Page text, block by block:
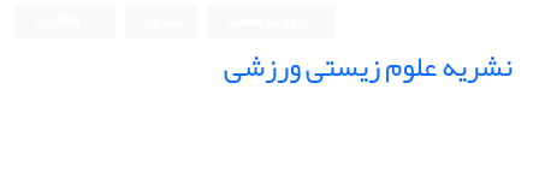
نشریه علوم زیستی ورزشی